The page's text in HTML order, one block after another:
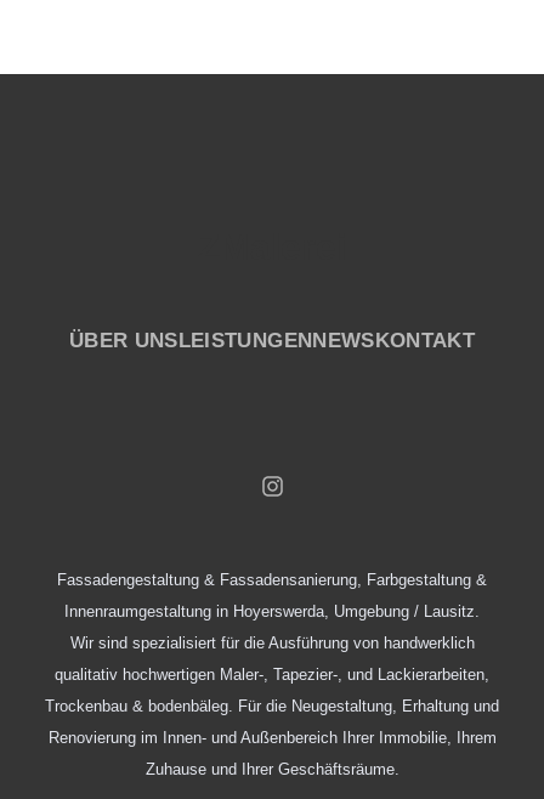
ÜBER UNS LEISTUNGEN NEWS KONTAKT
Fassadengestaltung & Fassadensanierung, Farbgestaltung &
Innenraumgestaltung in Hoyerswerda, Umgebung / Lausitz.
Wir sind spezialisiert für die Ausführung von handwerklich
qualitativ hochwertigen Maler-, Tapezier-, und Lackierarbeiten,
Trockenbau & bodenbäleg. Für die Neugestaltung, Erhaltung und
Renovierung im Innen- und Außenbereich Ihrer Immobilie, Ihrem
Zuhause und Ihrer Geschäftsräume.